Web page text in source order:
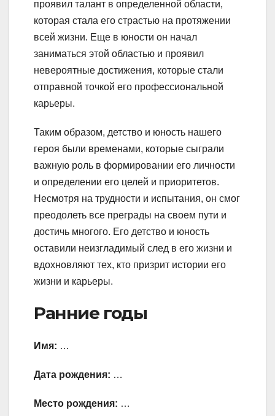
проявил талант в определенной области,
которая стала его страстью на протяжении
всей жизни. Еще в юности он начал
заниматься этой областью и проявил
невероятные достижения, которые стали
отправной точкой его профессиональной
карьеры.
Таким образом, детство и юность нашего
героя были временами, которые сыграли
важную роль в формировании его личности
и определении его целей и приоритетов.
Несмотря на трудности и испытания, он смог
преодолеть все преграды на своем пути и
достичь многого. Его детство и юность
оставили неизгладимый след в его жизни и
вдохновляют тех, кто призрит истории его
жизни и карьеры.
Ранние годы
Имя: …
Дата рождения: …
Место рождения: …